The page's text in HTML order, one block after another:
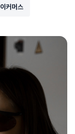
이커머스